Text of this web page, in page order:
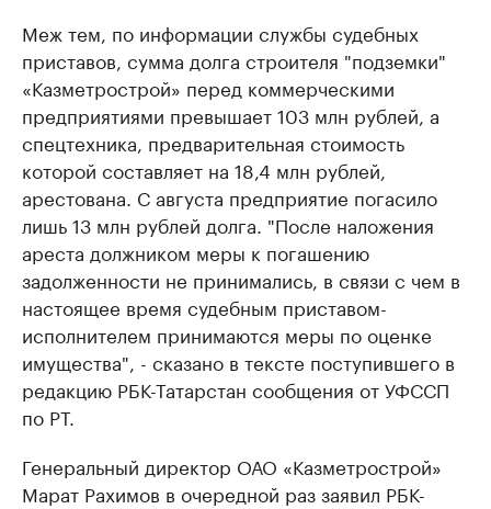
Меж тем, по информации службы судебных
приставов, сумма долга строителя "подземки"
«Казметрострой» перед коммерческими
предприятиями превышает 103 млн рублей, а
спецтехника, предварительная стоимость
которой составляет на 18,4 млн рублей,
арестована. С августа предприятие погасило
лишь 13 млн рублей долга. "После наложения
ареста должником меры к погашению
задолженности не принимались, в связи с чем в
настоящее время судебным приставом-
исполнителем принимаются меры по оценке
имущества", - сказано в тексте поступившего в
редакцию РБК-Татарстан сообщения от УФССП
по РТ.
Генеральный директор ОАО «Казметрострой»
Марат Рахимов в очередной раз заявил РБК-